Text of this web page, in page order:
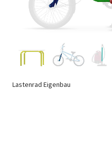
Lastenrad Eigenbau